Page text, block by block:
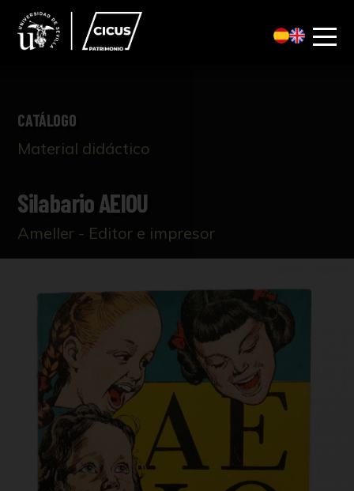
CATÁLOGO
Material didáctico
Silabario AEIOU
Ameller - Editor e impresor